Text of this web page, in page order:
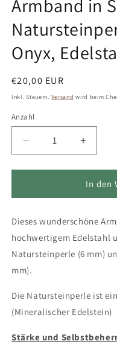
Armband in
Onyx,
Normaler
Preis
€20,00 EUR
Inkl. Steuern. Versand wird beim
Anzahl
Verringere
die
Menge
Armband
Silber
mit
kleiner
Natursteinperle
in
Onyx,
Edelstahl
Erhöhe
die
Menge
für
Silber
mit
Onyx,
In den
Dieses wunderschöne
hochwertigem Edelstahl
Natursteinperle (6 mm)
mm).
Die Natursteinperle ist
(Mineralischer Edelstein)
Stärke und